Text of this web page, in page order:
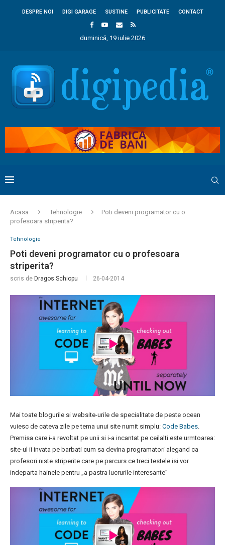
DESPRE NOI DIGI GARAGE SUSTINE PUBLICITATE CONTACT
duminică, 19 iulie 2026
Acasa Tehnologie
Poti deveni programator cu o
profesoara striperita?
Tehnologie
Poti deveni programator cu o profesoara
striperita?
scris de Dragos Schiopu 26-04-2014
Mai toate blogurile si website-urile de specialitate de peste ocean
vuiesc de cateva zile pe tema unui site numit simplu: Code Babes
Premisa care i-a revoltat pe unii si i-a incantat pe ceilalti este urmtoarea:
site-ul ii invata pe barbati cum sa devina programatori alegand ca
profesori niste striperite care pe parcurs ce treci testele isi vor
indeparta hainele pentru „a pastra lucrurile interesante”